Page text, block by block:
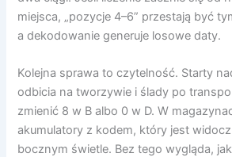
miejsca, „pozycje 4–6” przestają być
a dekodowanie generuje losowe daty.
Kolejna sprawa to czytelność. Starty
odbicia na tworzywie i ślady po
zmienić 8 w B albo 0 w D. W
akumulatory z kodem, który jest
bocznym świetle. Bez tego wygląda,